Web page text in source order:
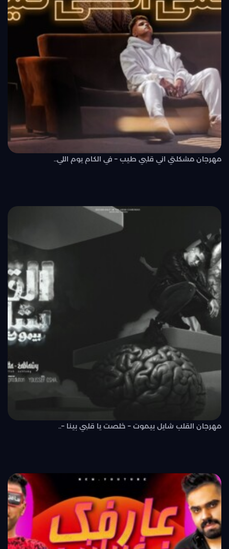
مهرجان مشكلتي اني قلبي طيب – في الكام يوم اللي..
مهرجان القلب شايل بيموت – خلصت يا قلبي بينا –..